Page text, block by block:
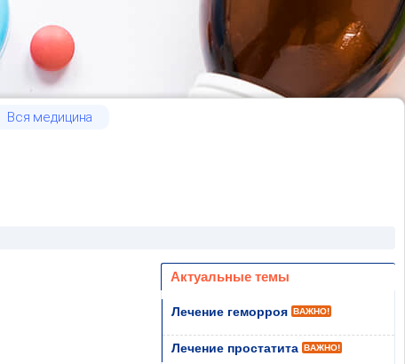
Вся медицина
Актуальные темы
Лечение геморроя ВАЖНО!
Лечение простатита ВАЖНО!